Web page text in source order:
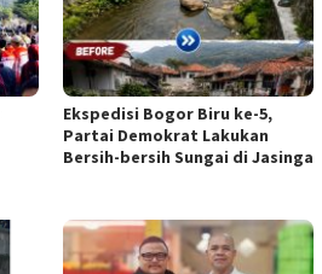
Ekspedisi Bogor Biru ke-5,
Partai Demokrat Lakukan
Bersih-bersih Sungai di Jasinga